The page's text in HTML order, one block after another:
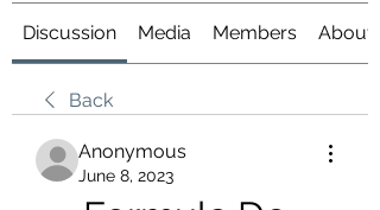
Discussion Media Members About
Back
Anonymous
June 8, 2023